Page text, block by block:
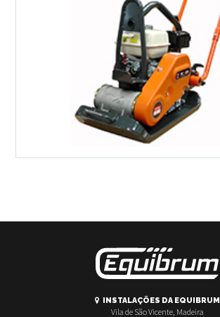
INSTALAÇÕES DA EQUIBRUM
Vila de São Vicente, Madeira